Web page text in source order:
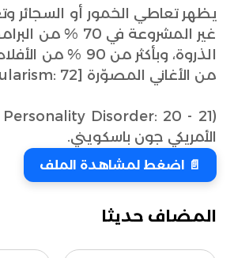
يظهر تعاطي الخمور أو السجائر
غير المشروعة في
من الأغاني المصوّرة [Secularism: 72].
الأمريكي جون باسكويني.
📄 اضغط لمشاهدة الملف
المضاف حديثا